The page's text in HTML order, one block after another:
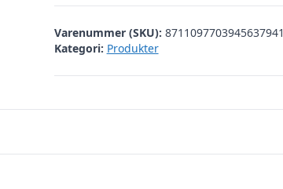
Varenummer (SKU): 8711097703945637941
Kategori: Produkter